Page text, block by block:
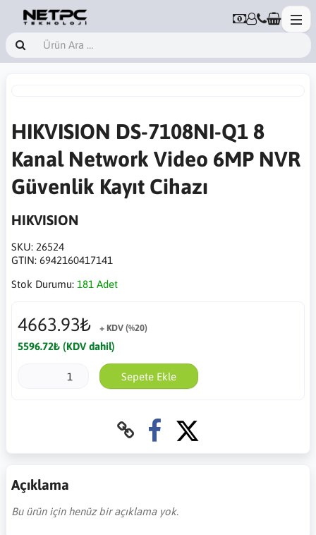
HIKVISION DS-7108NI-Q1 8
Kanal Network Video 6MP NVR
Güvenlik Kayıt Cihazı
HIKVISION
SKU: 26524
GTIN: 6942160417141
Stok Durumu: 181 Adet
4663.93₺ + KDV (%20)
5596.72₺ (KDV dahil)
Sepete Ekle
Açıklama
Bu ürün için henüz bir açıklama yok.